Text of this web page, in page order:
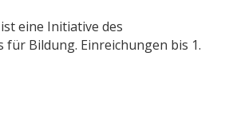
eine Initiative des
für Bildung. Einreichungen bis 1.